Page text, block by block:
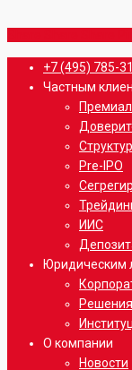
Close
Menu
+7 (495) 785-
Частным
Pre-IPO
ИИС
Юридическим
О компании
Новости